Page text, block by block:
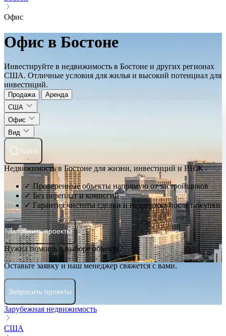
Офис
Офис в Бостоне
Инвестируйте в недвижимость в Бостоне и других регионах
США. Отличные условия для жилья и высокий потенциал для
инвестиций.
Продажа
Аренда
США
Офис
Вид
Найти
Недвижимость в Бостоне для жизни, инвестиций и ВНЖ
✓ Проверенные объекты напрямую от застройщиков
✓ Без переплат и комиссий
✓ Гарантия чистоты сделки и поддержка после покупки
Запросить проекты
Нужна помощь в выборе объекта?
Оставьте заявку и наш менеджер свяжется с вами.
Запросить проекты
Зарубежная недвижимость
США